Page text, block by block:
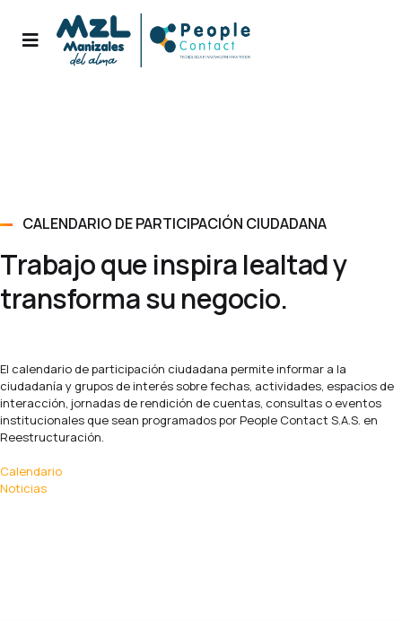
CALENDARIO DE PARTICIPACIÓN CIUDADANA
Trabajo que inspira lealtad y
transforma su negocio.
El calendario de participación ciudadana permite informar a la
ciudadanía y grupos de interés sobre fechas, actividades, espacios de
interacción, jornadas de rendición de cuentas, consultas o eventos
institucionales que sean programados por People Contact S.A.S. en
Reestructuración.
Calendario
Noticias